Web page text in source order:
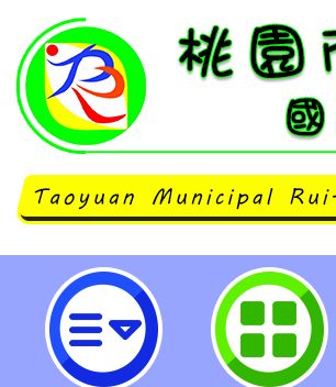
國立臺灣師範大學辦理
平融入學科之教案產出